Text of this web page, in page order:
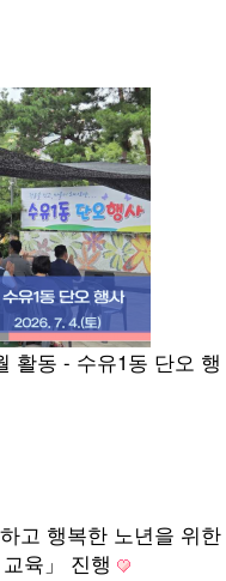
활동 - 수유1동 단오 행
고 행복한 노년을 위한
육」 진행